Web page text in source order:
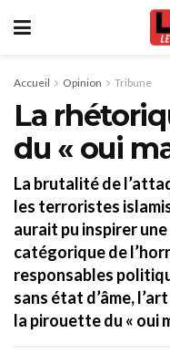
Accueil Opinion Tribune
La
du « oui
La brutalité de
les terroristes
aurait pu inspirer
catégorique de
responsables
sans état d’âme,
la pirouette du « oui